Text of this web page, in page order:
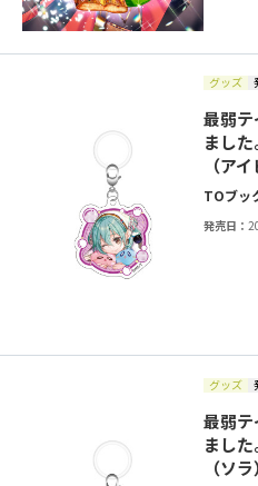
グッズ
最弱
まし
（アイ
TOブッ
発売日：
グッズ
最弱
まし
（ソラ）